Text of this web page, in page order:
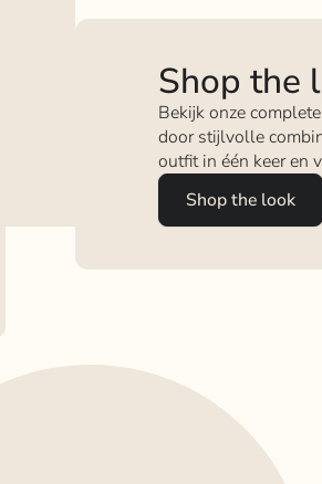
Shop the
Bekijk onze
door stijlvolle
outfit in één keer en
Shop the look